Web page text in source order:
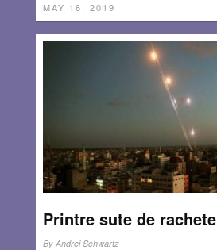
MAY 16, 2019
Printre sute de rachete
By Andrei Schwartz